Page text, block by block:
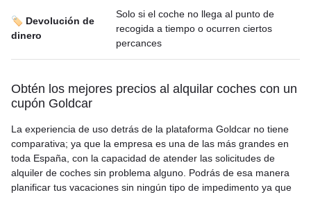
🏷️ Devolución de
dinero
Solo si el coche no llega al punto de
recogida a tiempo o ocurren ciertos
percances
Obtén los mejores precios al alquilar coches con un
cupón Goldcar
La experiencia de uso detrás de la plataforma Goldcar no tiene
comparativa; ya que la empresa es una de las más grandes en
toda España, con la capacidad de atender las solicitudes de
alquiler de coches sin problema alguno. Podrás de esa manera
planificar tus vacaciones sin ningún tipo de impedimento ya que